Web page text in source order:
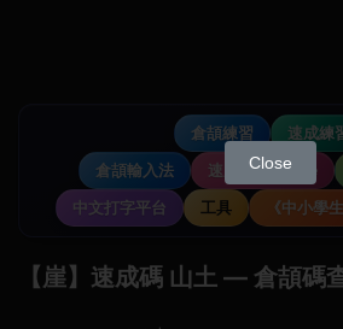
倉頡練習
速成練
倉頡輸入法
速成輸入法教學
中文打字平台
工具 《中小學
【崖】速成碼 山土 — 倉頡碼
Close